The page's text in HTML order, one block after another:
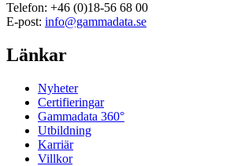
Telefon: +46 (0)18-56 68 00
E-post: info@gammadata.se
Länkar
Nyheter
Certifieringar
Gammadata 360°
Utbildning
Karriär
Villkor